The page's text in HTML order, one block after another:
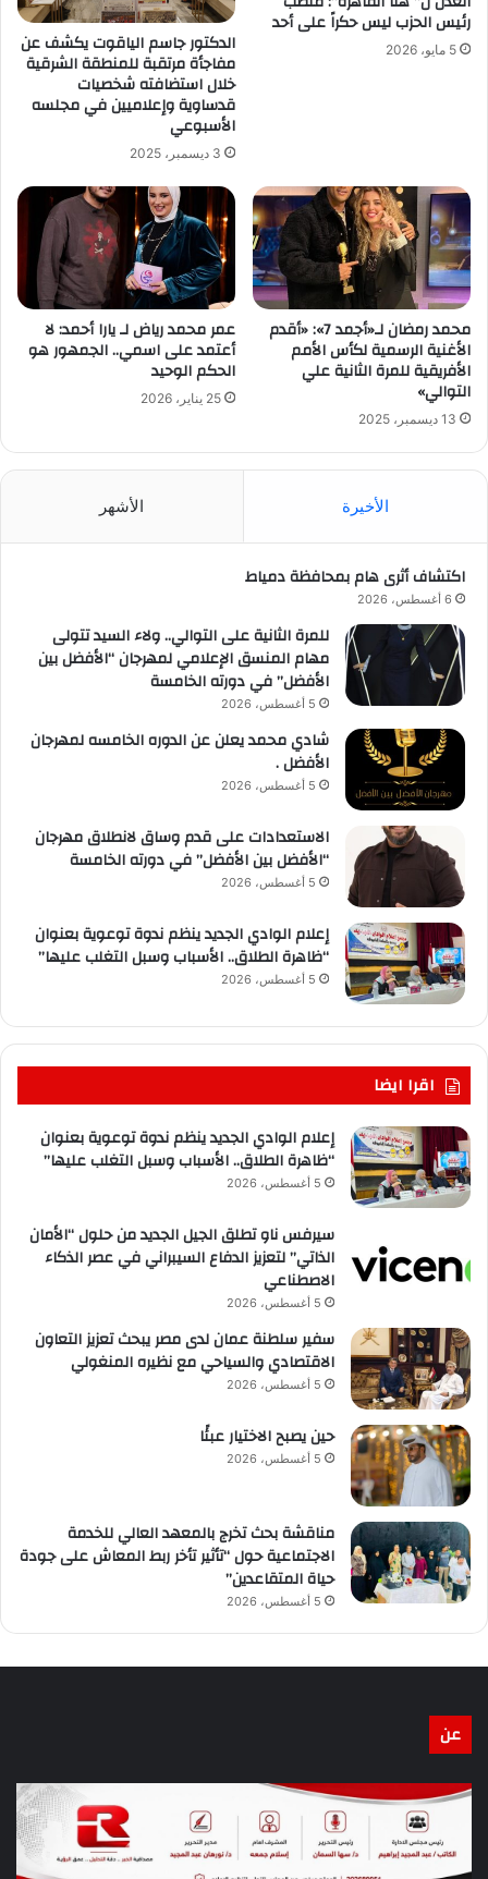
رئيس الحزب ليس حكراً على أحد
5 مايو، 2026 الدكتور جاسم الياقوت يكشف عن
مفاجأة مرتقبة للمنطقة الشرقية
خلال استضافته شخصيات
قدساوية وإعلاميين في مجلسه
الأسبوعي
3 ديسمبر، 2025
محمد رمضان لـ«أجمد 7»: «أقدم
الأغنية الرسمية لكأس الأمم
الأفريقية للمرة الثانية علي
التوالي»
13 ديسمبر، 2025
عمر محمد رياض لـ يارا أحمد: لا
أعتمد على اسمي.. الجمهور هو
الحكم الوحيد
25 يناير، 2026
الأخيرة الأشهر
اكتشاف أثرى هام بمحافظة دمياط
6 أغسطس، 2026
للمرة الثانية على التوالي.. ولاء السيد تتولى
مهام المنسق الإعلامي لمهرجان “الأفضل بين
الأفضل” في دورته الخامسة
5 أغسطس، 2026
شادي محمد يعلن عن الدوره الخامسه لمهرجان
الأفضل .
5 أغسطس، 2026
الاستعدادات على قدم وساق لانطلاق مهرجان
“الأفضل بين الأفضل” في دورته الخامسة
5 أغسطس، 2026
إعلام الوادي الجديد ينظم ندوة توعوية بعنوان
“ظاهرة الطلاق.. الأسباب وسبل التغلب عليها”
5 أغسطس، 2026
اقرا ايضا
إعلام الوادي الجديد ينظم ندوة توعوية بعنوان
“ظاهرة الطلاق.. الأسباب وسبل التغلب عليها”
5 أغسطس، 2026
سيرفس ناو تطلق الجيل الجديد من حلول “الأمان
الذاتي” لتعزيز الدفاع السيبراني في عصر الذكاء
الاصطناعي
5 أغسطس، 2026
سفير سلطنة عمان لدى مصر يبحث تعزيز التعاون
الاقتصادي والسياحي مع نظيره المنغولي
5 أغسطس، 2026
حين يصبح الاختيار عبئًا
5 أغسطس، 2026
مناقشة بحث تخرج بالمعهد العالي للخدمة
الاجتماعية حول “تأثير تأخر ربط المعاش على جودة
حياة المتقاعدين”
5 أغسطس، 2026
عن